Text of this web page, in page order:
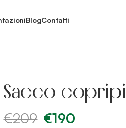
BlogContatti
Sacco
€209
Il
prezzo
€190